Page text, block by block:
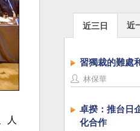
人
近三日 近
習獨裁的難處
林保華
卓揆：推台日
化合作